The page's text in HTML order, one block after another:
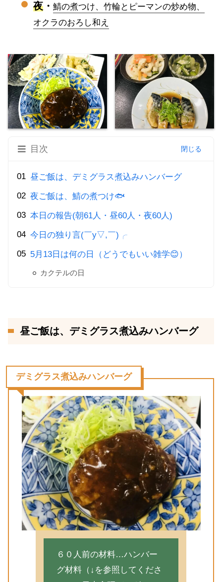
夜 ・ 鯖の煮つけ、竹輪とピーマンの炒め物、
オクラのおろし和え
目次
昼ご飯は、デミグラス煮込みハンバーグ
夜ご飯は、鯖の煮つけ🐟
本日の報告(朝61人・昼60人・夜60人)
今日の独り言(￣y▽,￣)╭
5月13日は何の日（どうでもいい雑学😊）
カクテルの日
昼ご飯は、デミグラス煮込みハンバーグ
デミグラス煮込みハンバーグ
６０人前の材料…ハンバー
グ材料（↓を参照してくださ